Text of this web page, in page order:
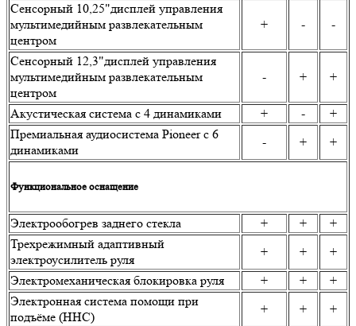
Сенсорный 10,25"дисплей управления
мультимедийным развлекательным
центром
+ - -
Сенсорный 12,3"дисплей управления
мультимедийным развлекательным
центром
- + +
Акустическая система с 4 динамиками + -
+
Премиальная аудиосистема Pioneer с 6
динамиками
- + +
Функциональное оснащение
Электрообогрев заднего стекла + +
+
Трехрежимный адаптивный
электроусилитель руля
+ +
+
Электромеханическая блокировка руля
+ +
+
Электронная система помощи при
подъёме (HHC)
+ +
+